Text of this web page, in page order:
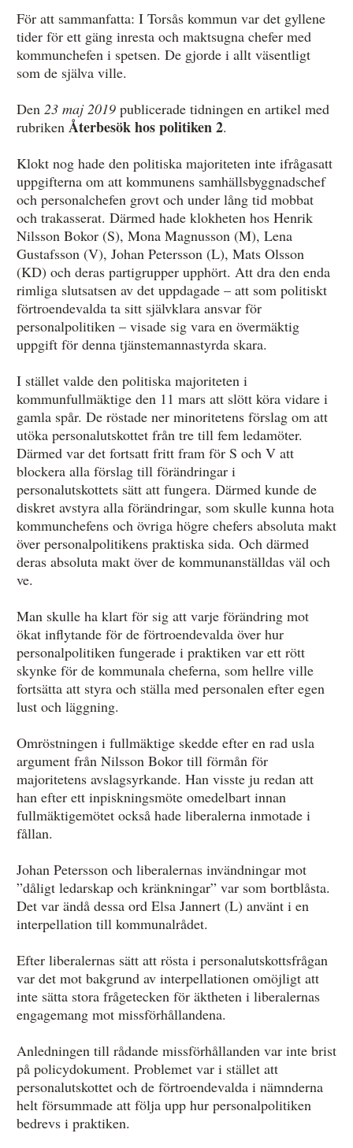
För att sammanfatta: I Torsås kommun var det gyllene
tider för ett gäng inresta och maktsugna chefer med
kommunchefen i spetsen. De gjorde i allt väsentligt
som de själva ville.
Den 23 maj 2019 publicerade tidningen en artikel med
rubriken Återbesök hos politiken 2.
Klokt nog hade den politiska majoriteten inte ifrågasatt
uppgifterna om att kommunens samhällsbyggnadschef
och personalchefen grovt och under lång tid mobbat
och trakasserat. Därmed hade klokheten hos Henrik
Nilsson Bokor (S), Mona Magnusson (M), Lena
Gustafsson (V), Johan Petersson (L), Mats Olsson
(KD) och deras partigrupper upphört. Att dra den enda
rimliga slutsatsen av det uppdagade – att som politiskt
förtroendevalda ta sitt självklara ansvar för
personalpolitiken – visade sig vara en övermäktig
uppgift för denna tjänstemannastyrda skara.
I stället valde den politiska majoriteten i
kommunfullmäktige den 11 mars att slött köra vidare i
gamla spår. De röstade ner minoritetens förslag om att
utöka personalutskottet från tre till fem ledamöter.
Därmed var det fortsatt fritt fram för S och V att
blockera alla förslag till förändringar i
personalutskottets sätt att fungera. Därmed kunde de
diskret avstyra alla förändringar, som skulle kunna hota
kommunchefens och övriga högre chefers absoluta makt
över personalpolitikens praktiska sida. Och därmed
deras absoluta makt över de kommunanställdas väl och
ve.
Man skulle ha klart för sig att varje förändring mot
ökat inflytande för de förtroendevalda över hur
personalpolitiken fungerade i praktiken var ett rött
skynke för de kommunala cheferna, som hellre ville
fortsätta att styra och ställa med personalen efter egen
lust och läggning.
Omröstningen i fullmäktige skedde efter en rad usla
argument från Nilsson Bokor till förmån för
majoritetens avslagsyrkande. Han visste ju redan att
han efter ett inpiskningsmöte omedelbart innan
fullmäktigemötet också hade liberalerna inmotade i
fållan.
Johan Petersson och liberalernas invändningar mot
”dåligt ledarskap och kränkningar” var som bortblåsta.
Det var ändå dessa ord Elsa Jannert (L) använt i en
interpellation till kommunalrådet.
Efter liberalernas sätt att rösta i personalutskottsfrågan
var det mot bakgrund av interpellationen omöjligt att
inte sätta stora frågetecken för äktheten i liberalernas
engagemang mot missförhållandena.
Anledningen till rådande missförhållanden var inte brist
på policydokument. Problemet var i stället att
personalutskottet och de förtroendevalda i nämnderna
helt försummade att följa upp hur personalpolitiken
bedrevs i praktiken.